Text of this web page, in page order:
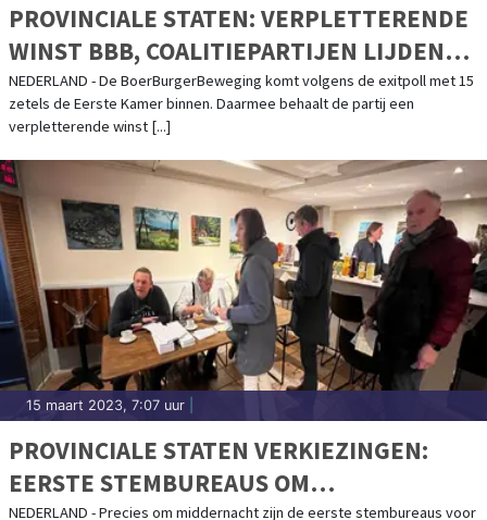
PROVINCIALE STATEN: VERPLETTERENDE
WINST BBB, COALITIEPARTIJEN LIJDEN
VERLIES
NEDERLAND - De BoerBurgerBeweging komt volgens de exitpoll met 15
zetels de Eerste Kamer binnen. Daarmee behaalt de partij een
verpletterende winst [...]
15 maart 2023, 7:07 uur
PROVINCIALE STATEN VERKIEZINGEN:
EERSTE STEMBUREAUS OM
NEDERLAND - Precies om middernacht zijn de eerste stembureaus voor